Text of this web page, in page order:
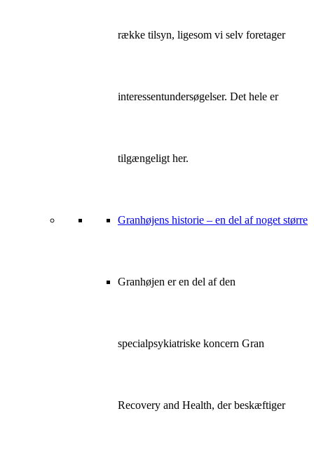
række tilsyn, ligesom vi selv foretager
interessentundersøgelser. Det hele er
tilgængeligt her.
Granhøjens historie – en del af noget større
Granhøjen er en del af den
specialpsykiatriske koncern Gran
Recovery and Health, der beskæftiger